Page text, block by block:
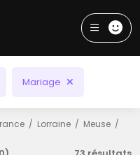
Mariage
Lorraine
Meuse